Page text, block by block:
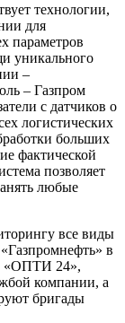
технологии,
для
параметров
уникального
–
– Газпром
с датчиков о
логистических
больших
фактической
позволяет
любые
все виды
в
«ОПТИ 24»,
компании, а
бригады